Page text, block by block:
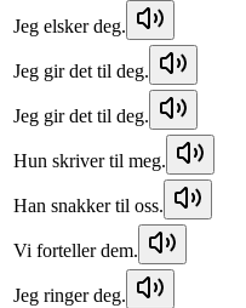
Jeg elsker deg.
Jeg gir det til deg.
Jeg gir det til deg.
Hun skriver til meg.
Han snakker til oss.
Vi forteller dem.
Jeg ringer deg.